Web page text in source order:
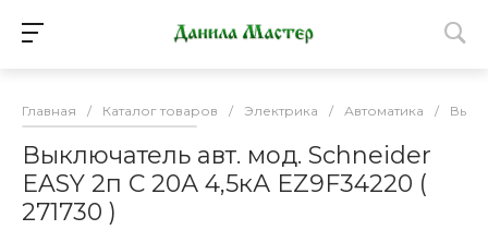
Главная / Каталог товаров / Электрика / Автоматика /
Выключатель авт. мод. Schneider
EASY 2п С 20А 4,5кА EZ9F34220 (
271730 )